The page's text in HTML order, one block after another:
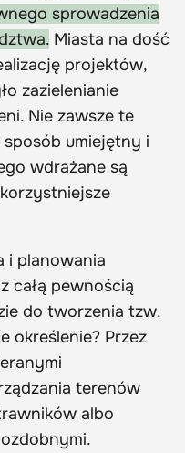
sprowadzenia
Miasta na dość
projektów,
zazielenianie
Nie zawsze te
umiejętny i
wdrażane są
i planowania
całą pewnością
do tworzenia tzw.
określenie? Przez
terenów
albo